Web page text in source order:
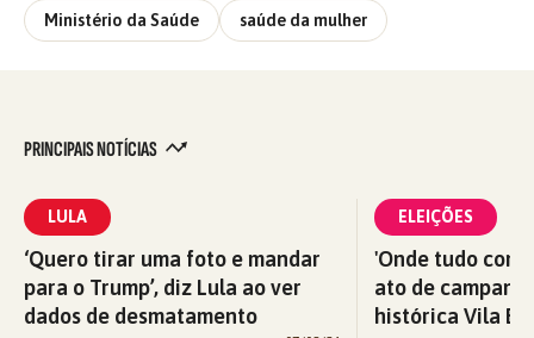
Ministério da Saúde saúde da mulher
PRINCIPAIS NOTÍCIAS
LULA
‘Quero tirar uma foto e mandar
para o Trump’, diz Lula ao ver
dados de desmatamento
ELEIÇÕES
'Onde tudo
ato de
histórica Vila